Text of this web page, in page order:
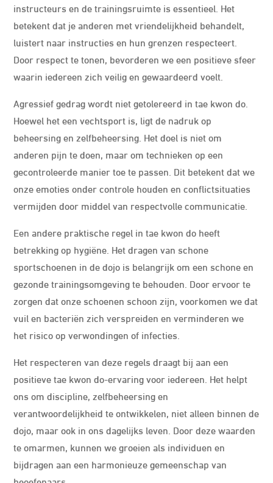
instructeurs en de trainingsruimte is essentieel. Het
betekent dat je anderen met vriendelijkheid behandelt,
luistert naar instructies en hun grenzen respecteert.
Door respect te tonen, bevorderen we een positieve sfeer
waarin iedereen zich veilig en gewaardeerd voelt.
Agressief gedrag wordt niet getolereerd in tae kwon do.
Hoewel het een vechtsport is, ligt de nadruk op
beheersing en zelfbeheersing. Het doel is niet om
anderen pijn te doen, maar om technieken op een
gecontroleerde manier toe te passen. Dit betekent dat we
onze emoties onder controle houden en conflictsituaties
vermijden door middel van respectvolle communicatie.
Een andere praktische regel in tae kwon do heeft
betrekking op hygiëne. Het dragen van schone
sportschoenen in de dojo is belangrijk om een schone en
gezonde trainingsomgeving te behouden. Door ervoor te
zorgen dat onze schoenen schoon zijn, voorkomen we dat
vuil en bacteriën zich verspreiden en verminderen we
het risico op verwondingen of infecties.
Het respecteren van deze regels draagt bij aan een
positieve tae kwon do-ervaring voor iedereen. Het helpt
ons om discipline, zelfbeheersing en
verantwoordelijkheid te ontwikkelen, niet alleen binnen de
dojo, maar ook in ons dagelijks leven. Door deze waarden
te omarmen, kunnen we groeien als individuen en
bijdragen aan een harmonieuze gemeenschap van